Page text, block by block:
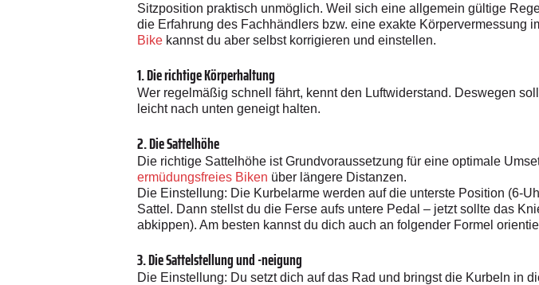
Sitzposition praktisch unmöglich. Weil sich eine allgemein gültige
die Erfahrung des Fachhändlers bzw. eine exakte Körpervermessung
Bike kannst du aber selbst korrigieren und einstellen.
1. Die richtige Körperhaltung
Wer regelmäßig schnell fährt, kennt den Luftwiderstand. Deswegen
leicht nach unten geneigt halten.
2. Die Sattelhöhe
Die richtige Sattelhöhe ist Grundvoraussetzung für eine optimale
ermüdungsfreies Biken über längere Distanzen.
Die Einstellung: Die Kurbelarme werden­ auf die unterste Position (6-
Sattel. Dann stellst du die Ferse aufs untere Pedal – jetzt sollte das
abkippen). Am besten kannst du dich auch an folgender Formel
3. Die Sattelstellung und -neigung
Die Einstellung: Du setzt dich auf das Rad und bringst die Kurbeln in